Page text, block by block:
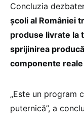
Concluzia
școli al României
produse livrate la
sprijinirea
componente
„Este un program
puternică”, a